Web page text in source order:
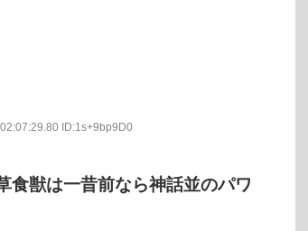
ID:1s+9bp9D0
食獣は一昔前なら神話並のパワ